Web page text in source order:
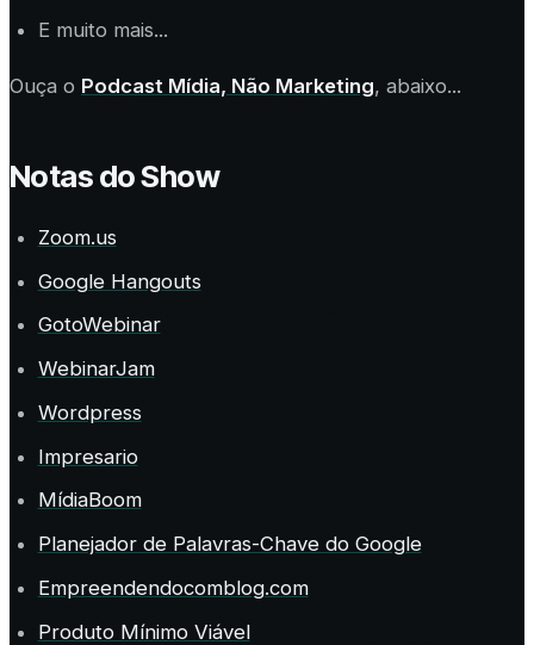
E muito mais...
Ouça o Podcast Mídia, Não Marketing, abaixo...
Notas do Show
Zoom.us
Google Hangouts
GotoWebinar
WebinarJam
Wordpress
Impresario
MídiaBoom
Planejador de Palavras-Chave do Google
Empreendendocomblog.com
Produto Mínimo Viável